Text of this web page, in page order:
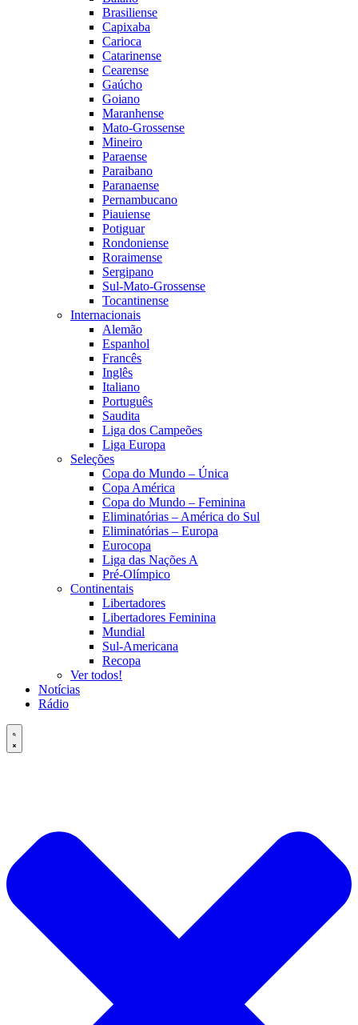
Brasiliense
Capixaba
Carioca
Catarinense
Cearense
Gaúcho
Goiano
Maranhense
Mato-Grossense
Mineiro
Paraense
Paraibano
Paranaense
Pernambucano
Piauiense
Potiguar
Rondoniense
Roraimense
Sergipano
Sul-Mato-Grossense
Tocantinense
Internacionais
Alemão
Espanhol
Francês
Inglês
Italiano
Português
Saudita
Liga dos Campeões
Liga Europa
Seleções
Copa do Mundo – Única
Copa América
Copa do Mundo – Feminina
Eliminatórias – América do Sul
Eliminatórias – Europa
Eurocopa
Liga das Nações A
Pré-Olímpico
Continentais
Libertadores
Libertadores Feminina
Mundial
Sul-Americana
Recopa
Ver todos!
Notícias
Rádio